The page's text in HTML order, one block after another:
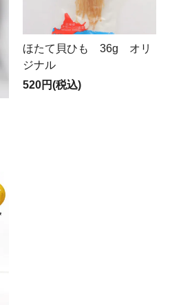
ほたて貝ひも 36g オリ
ジナル
520円(税込)